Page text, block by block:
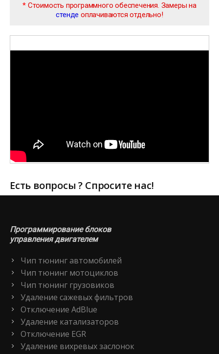
* Стоимость программного обеспечения. Замеры на
стенде оплачиваются отдельно!
Есть вопросы ? Спросите нас!
Программирование блоков
управления двигателем
Чип тюнинг автомобилей
Чип тюнинг мотоциклов
Чип тюнинг грузовиков
Удаление сажевых фильтров
Отключение AdBlue
Удаление катализаторов
Отключение EGR
Удаление вихревых заслонок